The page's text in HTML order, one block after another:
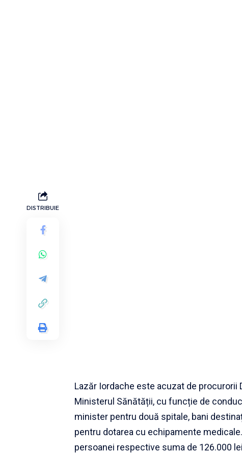
DISTRIBUIE
Lazăr Iordache este acuzat de procurorii
Ministerul Sănătății, cu funcție de
minister pentru două spitale, bani
pentru dotarea cu echipamente
persoanei respective suma de 126.000